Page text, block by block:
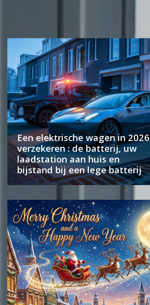
Een elektrische wagen in 2026
verzekeren : de batterij, uw
laadstation aan huis en
bijstand bij een lege batterij